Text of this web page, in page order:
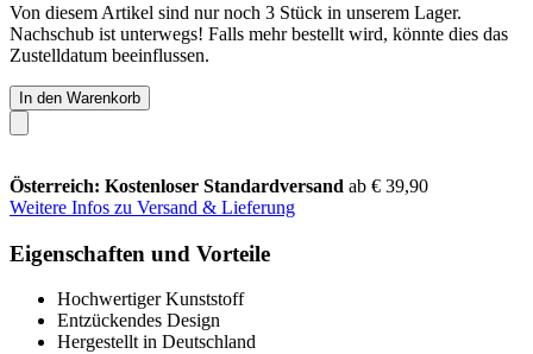
Von diesem Artikel sind nur noch 3 Stück in unserem Lager.
Nachschub ist unterwegs! Falls mehr bestellt wird, könnte dies das
Zustelldatum beeinflussen.
In den Warenkorb
Österreich: Kostenloser Standardversand ab € 39,90
Weitere Infos zu Versand & Lieferung
Eigenschaften und Vorteile
Hochwertiger Kunststoff
Entzückendes Design
Hergestellt in Deutschland